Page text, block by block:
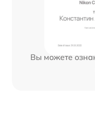
Вы можете